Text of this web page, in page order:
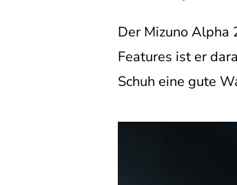
Der Mizuno Alpha
Features ist er
Schuh eine gute